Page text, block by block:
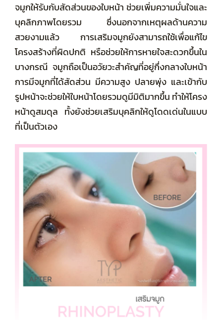
จมูกให้รับกับสัดส่วนของใบหน้า ช่วยเพิ่มความมั่นใจและ
บุคลิกภาพโดยรวม ซึ่งนอกจากเหตุผลด้านความ
สวยงามแล้ว การเสริมจมูกยังสามารถใช้เพื่อแก้ไข
โครงสร้างที่ผิดปกติ หรือช่วยให้การหายใจสะดวกขึ้นใน
บางกรณีจมูกถือเป็นอวัยวะสำคัญที่อยู่กึ่งกลางใบหน้า
การมีจมูกที่ได้สัดส่วน มีความสูง ปลายพุ่ง และเข้ากับ
รูปหน้าจะช่วยให้ใบหน้าโดยรวมดูมีมิติมากขึ้น ทำให้โครง
หน้าดูสมดุล ทั้งยังช่วยเสริมบุคลิกให้ดูโดดเด่นในแบบ
ที่เป็นตัวเอง